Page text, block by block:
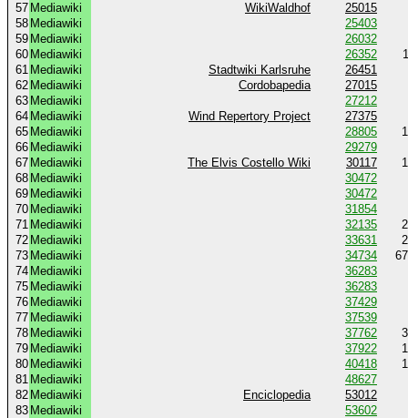
57 Mediawiki WikiWaldhof
25015
58 Mediawiki
25403
59 Mediawiki
26032
60 Mediawiki 26352
61 Mediawiki Stadtwiki Karlsruhe
26451
62 Mediawiki Cordobapedia
27015
63 Mediawiki
27212
64 Mediawiki Wind Repertory Project
27375
65 Mediawiki 28805
66 Mediawiki
29279
67 Mediawiki The Elvis Costello Wiki 30117
68 Mediawiki
30472
69 Mediawiki
30472
70 Mediawiki
31854
71 Mediawiki 32135
72 Mediawiki 33631
73 Mediawiki 34734
74 Mediawiki
36283
75 Mediawiki
36283
76 Mediawiki
37429
77 Mediawiki
37539
78 Mediawiki 37762
79 Mediawiki 37922
80 Mediawiki 40418
81 Mediawiki
48627
82 Mediawiki Enciclopedia
53012
83 Mediawiki
53602